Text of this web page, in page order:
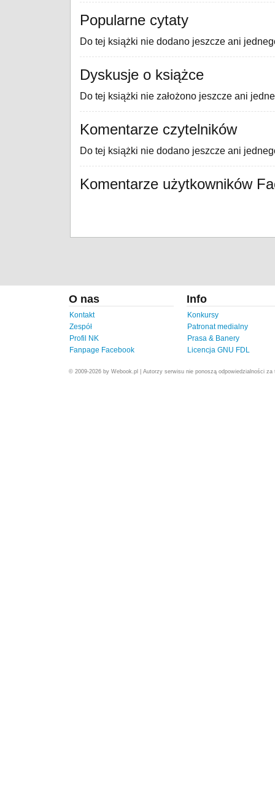
Popularne cytaty
Do tej książki nie dodano jeszcze ani
Dyskusje o książce
Do tej książki nie założono jeszcze ani
Komentarze czytelników
Do tej książki nie dodano jeszcze ani
Komentarze użytkowników
O nas
Kontakt
Zespół
Profil NK
Fanpage Facebook
Info
Konkursy
Patronat medialny
Prasa & Banery
Licencja GNU FDL
© 2009-2026 by Webook.pl | Autorzy serwisu nie ponoszą odpowiedzialności